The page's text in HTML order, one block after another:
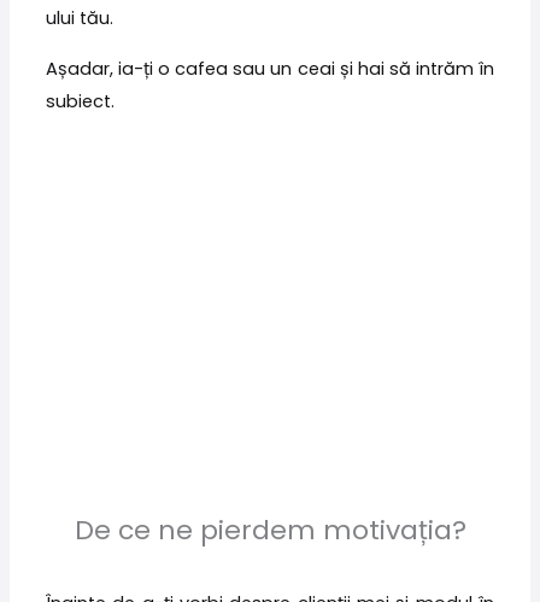
ului tău.
Așadar, ia-ți o cafea sau un ceai și hai să intrăm în
subiect.
De ce ne pierdem motivația?